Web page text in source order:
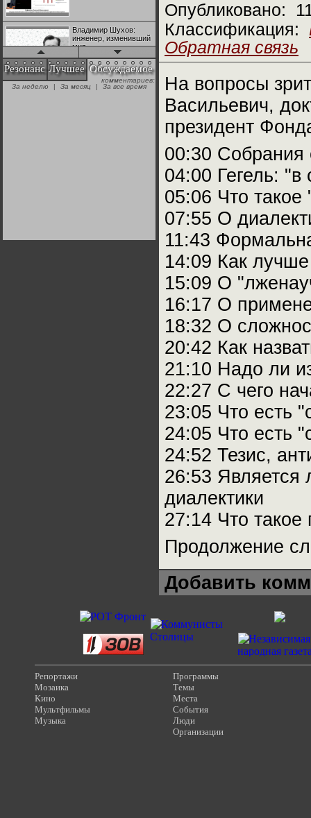
Владимир Шухов:
инженер, изменивший
мир
"Аркадий Коц" на
эгалите-фесте "Не
Резонанс Лучшее Обсуждаемое
комментариев:
За неделю
| За месяц | За все время
Опубликовано:
Классификация:
Обратная связь
На вопросы
Васильевич,
президент
00:30 Собрания
04:00 Гегель:
05:06 Что
07:55 О
11:43
14:09 Как лучше
15:09 О
16:17 О
18:32 О
20:42 Как
21:10 Надо ли
22:27 С чего
23:05 Что есть
24:05 Что есть
24:52 Тезис,
26:53 Является
диалектики
27:14 Что такое
Продолжение
Добавить
Репортажи
Мозаика
Кино
Мультфильмы
Музыка
Программы
Темы
Места
События
Люди
Организации